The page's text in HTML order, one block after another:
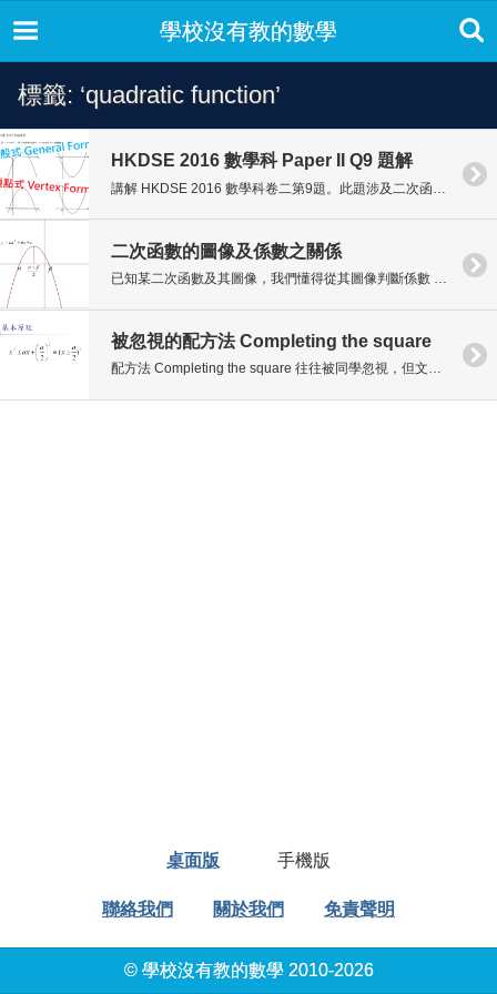
學校沒有教的數學
標籤: ‘quadratic function’
HKDSE 2016 數學科 Paper II Q9 題解
二次函數的圖像及係數之關係
已知某二次函數及其圖像，我們懂得從其圖像判斷係數 a 及 c 之正負，但係數 b 的正負呢?
被忽視的配方法 Completing the square
配方法 Completing the square 往往被同學忽視，但文憑試2013年有一題目就強制考生必須用配方法來求最大/最小值。因此大家準備文憑試時，必須好好掌握配方法。
桌面版 手機版
聯絡我們 關於我們 免責聲明
© 學校沒有教的數學 2010-2026